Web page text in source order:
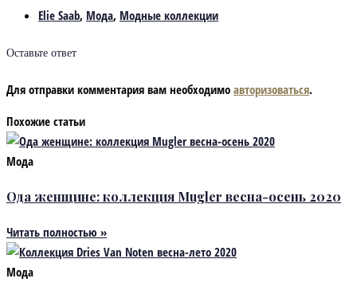
Elie Saab, Мода, Модные коллекции
Оставьте ответ
Для отправки комментария вам необходимо авторизоваться.
Похожие статьи
Мода
Ода женщине: коллекция Mugler весна-осень 2020
Читать полностью »
Мода